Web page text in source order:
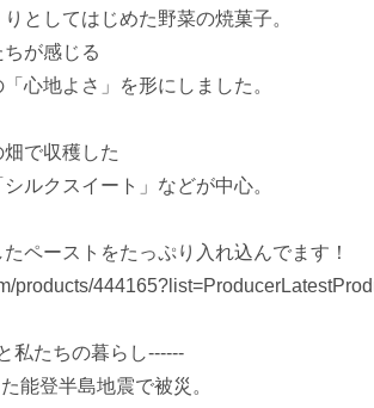
としてはじめた野菜の焼菓子。
が感じる
心地よさ」を形にしました。
で収穫した
シルクスイート」などが中心。
ペーストをたっぷり入れ込んでます！
products/
私たちの暮らし------
能登半島地震で被災。